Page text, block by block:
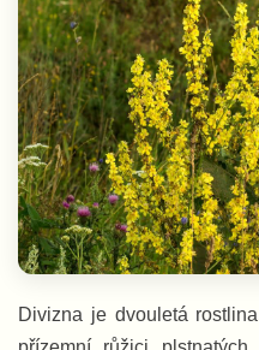
Divizna je dvouletá